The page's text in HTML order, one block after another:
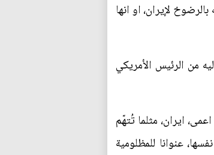
لإيران، او انها
من الرئيس الأمريكي
ايران، مثلما تُتهّم
عنوانا للمظلومية